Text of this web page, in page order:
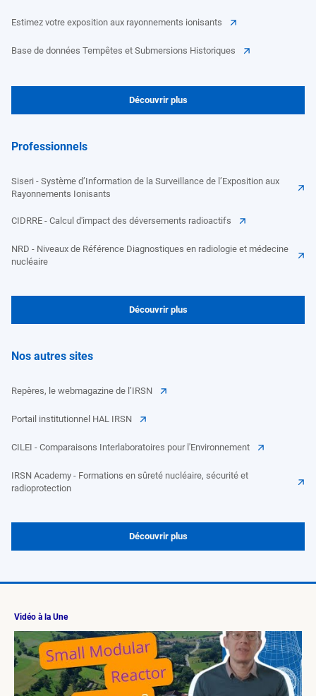
Estimez votre exposition aux rayonnements ionisants
Base de données Tempêtes et Submersions Historiques
Découvrir plus
Professionnels
Siseri - Système d’Information de la Surveillance de l’Exposition aux
Rayonnements Ionisants
CIDRRE - Calcul d'impact des déversements radioactifs
NRD - Niveaux de Référence Diagnostiques en radiologie et médecine
nucléaire
Découvrir plus
Nos autres sites
Repères, le webmagazine de l’IRSN
Portail institutionnel HAL IRSN
CILEI - Comparaisons Interlaboratoires pour l'Environnement
IRSN Academy - Formations en sûreté nucléaire, sécurité et
radioprotection
Découvrir plus
Vidéo à la Une